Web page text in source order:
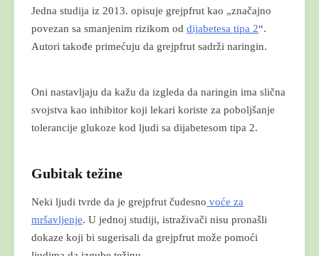
Jedna studija iz 2013. opisuje grejpfrut kao „značajno
povezan sa smanjenim rizikom od dijabetesa tipa 2“.
Autori takođe primećuju da grejpfrut sadrži naringin.
Oni nastavljaju da kažu da izgleda da naringin ima slična
svojstva kao inhibitor koji lekari koriste za poboljšanje
tolerancije glukoze kod ljudi sa dijabetesom tipa 2.
Gubitak težine
Neki ljudi tvrde da je grejpfrut čudesno voće za
mršavljenje. U jednoj studiji, istraživači nisu pronašli
dokaze koji bi sugerisali da grejpfrut može pomoći